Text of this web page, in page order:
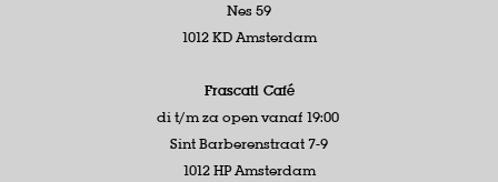
Nes 59
1012 KD Amsterdam
Frascati Café
di t/m za open vanaf 19:00
Sint Barberenstraat 7-9
1012 HP Amsterdam